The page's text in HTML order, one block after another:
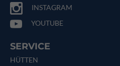
INSTAGRAM
YOUTUBE
SERVICE
HÜTTEN